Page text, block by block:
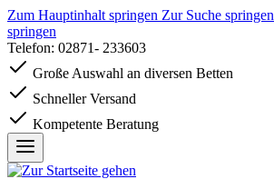
Zum Hauptinhalt springen Zur Suche springen
springen
Telefon: 02871- 233603
Große Auswahl an diversen Betten
Schneller Versand
Kompetente Beratung